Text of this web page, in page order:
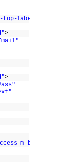
top-labels"
>
>
m-button-